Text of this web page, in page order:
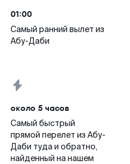
01:00
Самый ранний вылет из
Абу-Даби
около 5 часов
Самый быстрый
прямой перелет из Абу-
Даби туда и обратно,
найденный на нашем